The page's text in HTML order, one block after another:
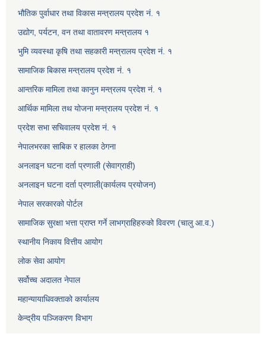
भौतिक पुर्वाधार तथा विकास मन्त्रालय प्रदेश नं. १
उद्योग, पर्यटन, वन तथा वातावरण मन्त्रालय १
भुमि व्यवस्था कृषि तथा सहकारी मन्त्रालय प्रदेश नं. १
सामाजिक बिकास मन्त्रालय प्रदेश नं. १
आन्तरिक मामिला तथा कानुन मन्त्रलय प्रदेश नं. १
आर्थिक मामिला तथ योजना मन्त्रालय प्रदेश नं. १
प्रदेश सभा सचिवालय प्रदेश नं. १
नेपालभरका साबिक र हालका ठेगना
अनलाइन घटना दर्ता प्रणाली (सेवाग्राही)
अनलाइन घटना दर्ता प्रणाली(कार्यलय प्रयोजन)
नेपाल सरकारको पोर्टल
सामाजिक सुरक्षा भत्ता प्राप्त गर्ने लाभग्राहिहरुको विवरण (चालु आ.व.)
स्थानीय निकाय वित्तीय आयोग
लोक सेवा आयोग
सर्वोच्च अदालत नेपाल
महान्यायाधिवक्ताको कार्यालय
केन्द्रीय पञ्जिकरण विभाग